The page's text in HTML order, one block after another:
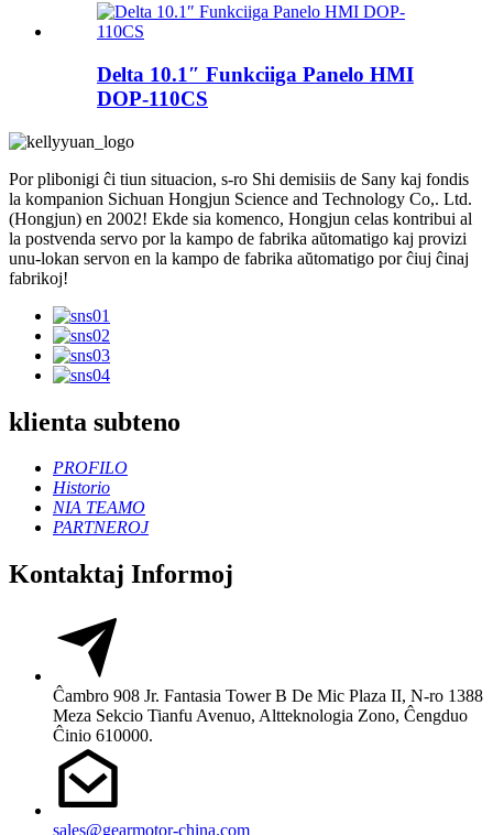
Delta 10.1″ Funkciiga Panelo HMI
DOP-110CS
Por plibonigi ĉi tiun situacion, s-ro Shi demisiis de Sany kaj fondis
la kompanion Sichuan Hongjun Science and Technology Co,. Ltd.
(Hongjun) en 2002! Ekde sia komenco, Hongjun celas kontribui al
la postvenda servo por la kampo de fabrika aŭtomatigo kaj provizi
unu-lokan servon en la kampo de fabrika aŭtomatigo por ĉiuj ĉinaj
fabrikoj!
klienta subteno
PROFILO
Historio
NIA TEAMO
PARTNEROJ
Kontaktaj Informoj
Ĉambro 908 Jr. Fantasia Tower B De Mic Plaza II, N-ro 1388
Meza Sekcio Tianfu Avenuo, Altteknologia Zono, Ĉengduo
Ĉinio 610000.
sales@gearmotor-china.com